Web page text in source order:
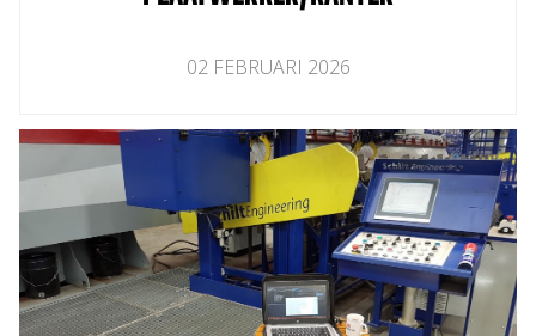
02 FEBRUARI 2026